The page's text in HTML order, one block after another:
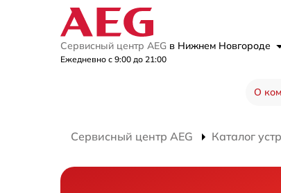
Сервисный центр AEG в Нижнем Новгороде
Ежедневно с 9:00 до 21:00
О
Сервисный центр AEG Каталог